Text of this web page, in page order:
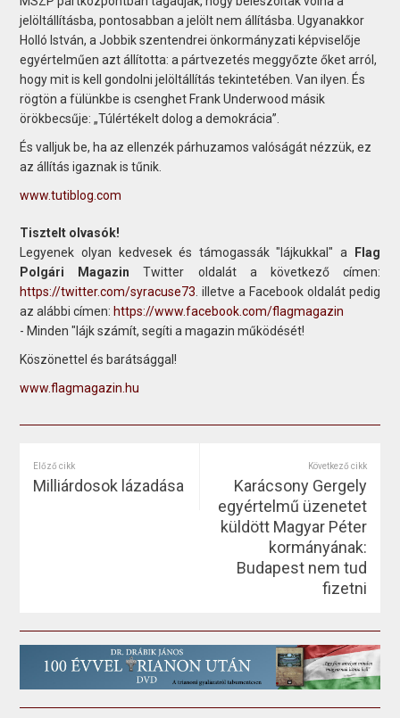
jelöltállításba, pontosabban a jelölt nem állításba. Ugyanakkor
Holló István, a Jobbik szentendrei önkormányzati képviselője
egyértelműen azt állította: a pártvezetés meggyőzte őket arról,
hogy mit is kell gondolni jelöltállítás tekintetében. Van ilyen. És
rögtön a fülünkbe is csenghet Frank Underwood másik
örökbecsűje: „Túlértékelt dolog a demokrácia”.
És valljuk be, ha az ellenzék párhuzamos valóságát nézzük, ez
az állítás igaznak is tűnik.
www.tutiblog.com
Tisztelt olvasók!
Legyenek olyan kedvesek és támogassák "lájkukkal" a
Flag
Polgári Magazin Twitter oldalát a következő címen:
https://twitter.com/syracuse73 . illetve a Facebook oldalát pedig
az alábbi címen: https://www.facebook.com/flagmagazin
- Minden "lájk számít, segíti a magazin működését!
Köszönettel és barátsággal!
www.flagmagazin.hu
Előző cikk
Milliárdosok lázadása
Következő cikk
Karácsony Gergely
egyértelmű üzenetet
küldött Magyar Péter
kormányának:
Budapest nem tud
fizetni